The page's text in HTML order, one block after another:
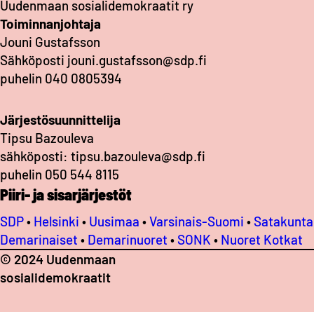
Uudenmaan sosialidemokraatit ry
Toiminnanjohtaja
Jouni Gustafsson
Sähköposti jouni.gustafsson@sdp.fi
puhelin 040 0805394
Järjestösuunnittelija
Tipsu Bazouleva
sähköposti: tipsu.bazouleva@sdp.fi
puhelin 050 544 8115
Piiri- ja sisarjärjestöt
SDP• Helsinki • Uusimaa •Varsinais-Suomi • Satakunta
Demarinaiset • Demarinuoret • SONK • Nuoret Kotkat
© 2024 Uudenmaan
sosialidemokraatit